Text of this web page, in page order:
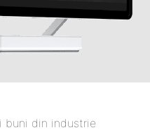
buni din industrie